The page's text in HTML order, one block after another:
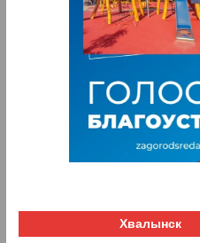
Хвалынск